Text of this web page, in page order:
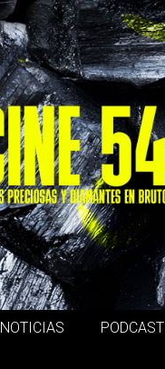
NOTICIAS PODCAST